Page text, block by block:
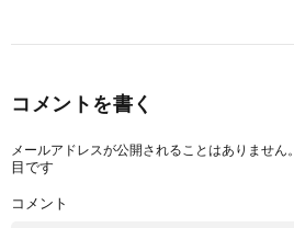
コメントを書く
メールアドレスが公開されることはありません。
目です
コメント